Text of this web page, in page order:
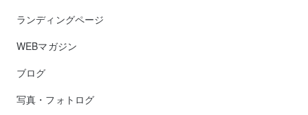
ランディングページ
WEBマガジン
ブログ
写真・フォトログ